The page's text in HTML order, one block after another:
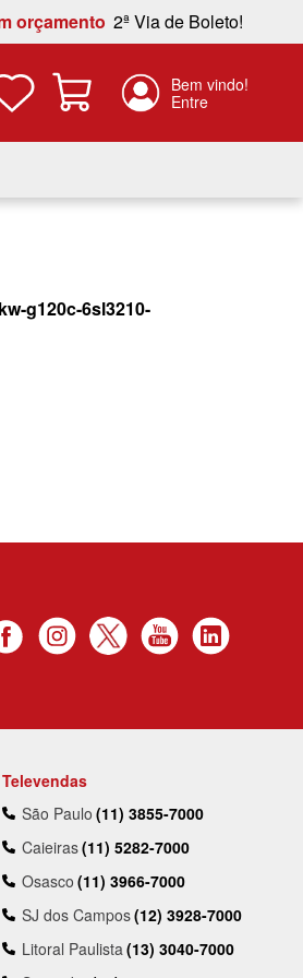
orçamento 2ª Via de Boleto!
g120c-6sl3210-
Televendas
São Paulo (11) 3855-7000
Caieiras(11) 5282-7000
Osasco (11) 3966-7000
SJ dos Campos(12) 3928-7000
Litoral Paulista(13) 3040-7000